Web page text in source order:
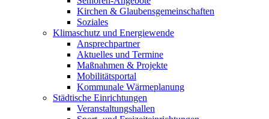
Kirchen & Glaubensgemeinschaften
Soziales
Klimaschutz und Energiewende
Ansprechpartner
Aktuelles und Termine
Maßnahmen & Projekte
Mobilitätsportal
Kommunale Wärmeplanung
Städtische Einrichtungen
Veranstaltungshallen